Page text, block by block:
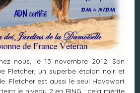
nous, le 13 novembre 2012. Son
Fletcher, un superbe étalon noir et
Fletcher est aussi le seul Hovawart
le niveau 2 en RING ; cela mérite